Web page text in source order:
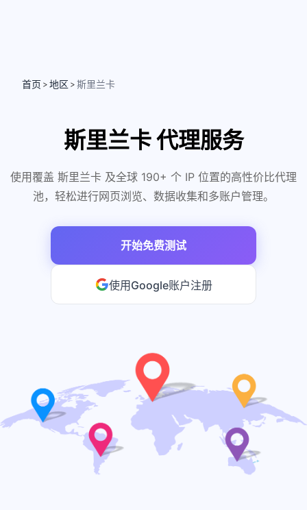
首页 > 地区 > 斯里兰卡
斯里兰卡 代理服务
使用覆盖 斯里兰卡 及全球 190+ 个 IP 位置的高性价比代理
池，轻松进行网页浏览、数据收集和多账户管理。
开始免费测试
使用Google账户注册